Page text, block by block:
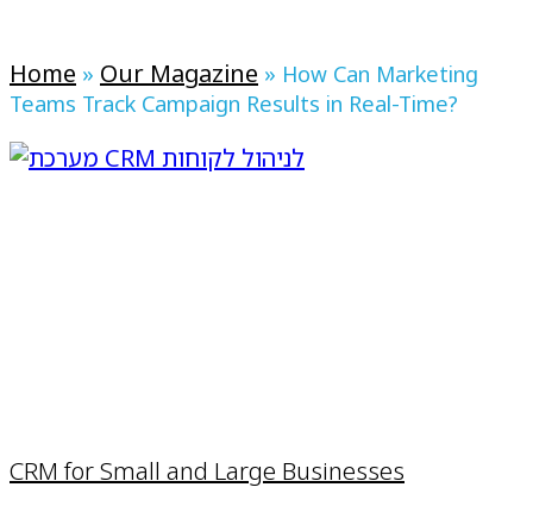
Home » Our Magazine » How Can Marketing
Teams Track Campaign Results in Real-Time?
CRM for Small and Large Businesses